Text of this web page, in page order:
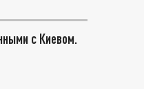
с Киевом.